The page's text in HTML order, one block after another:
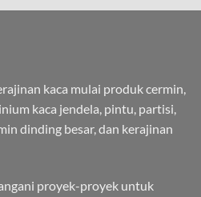
kaca mulai produk cermin,
kaca jendela, pintu, partisi,
dinding besar, dan kerajinan
proyek-proyek untuk